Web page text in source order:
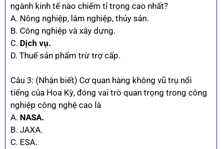
ngành kinh tế nào chiếm tỉ trọng cao nhất?
A. Nông nghiệp, lâm nghiệp, thủy sản.
B. Công nghiệp và xây dựng.
C. Dịch vụ.
D. Thuế sản phẩm trừ trợ cấp.
Câu 3: (Nhận biết) Cơ quan hàng không vũ trụ nổi
tiếng của Hoa Kỳ, đóng vai trò quan trọng trong công
nghiệp công nghệ cao là
A. NASA.
B. JAXA.
C. ESA.